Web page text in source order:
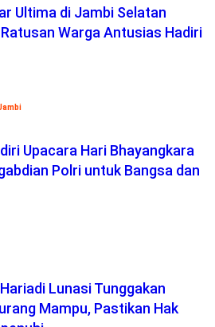
Ultima di Jambi Selatan
Warga Antusias Hadiri
Upacara Hari Bhayangkara
Polri untuk Bangsa dan
Lunasi Tunggakan
Mampu, Pastikan Hak